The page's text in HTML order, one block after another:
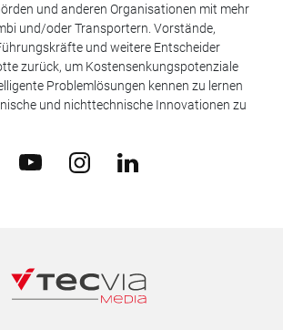
und anderen Organisationen mit mehr
und/oder Transportern. Vorstände,
und weitere Entscheider
zurück, um Kostensenkungspotenziale
Problemlösungen kennen zu lernen
und nichttechnische Innovationen zu